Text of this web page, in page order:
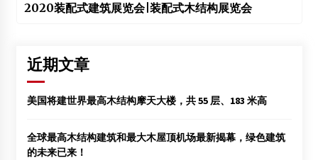
2020装配式建筑展览会|装配式木结构展览会
近期文章
美国将建世界最高木结构摩天大楼，共 55 层、183 米高
全球最高木结构建筑和最大木屋顶机场最新揭幕，绿色建筑
的未来已来！